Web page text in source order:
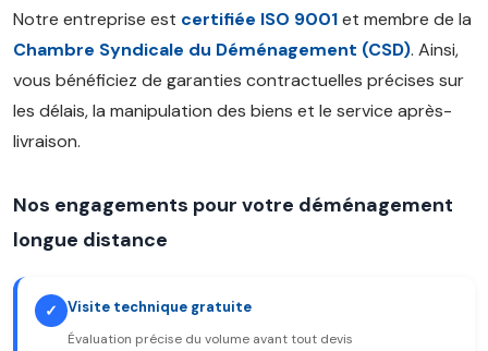
Notre entreprise est certifiée ISO 9001et membre de la
Chambre Syndicale du Déménagement (CSD). Ainsi,
vous bénéficiez de garanties contractuelles précises sur
les délais, la manipulation des biens et le service après-
livraison.
Nos engagements pour votre déménagement
longue distance
✓ Visite technique gratuite
Évaluation précise du volume avant tout devis